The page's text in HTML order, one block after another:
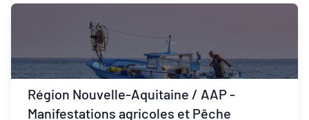
Région Nouvelle-Aquitaine / AAP -
Manifestations agricoles et Pêche